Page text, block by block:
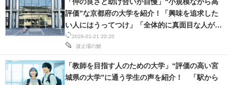
2026-01-21 20:20
波止場の鯱
「仲の良さと助け合いが自慢」“小規模ながら高
評価”な京都府の大学を紹介！「興味を追求した
い人にはうってつけ」「全体的に真面目な人が多
い」
「教師を目指す人のための大学」“評価の高い宮
城県の大学”に通う学生の声を紹介！ 「駅から